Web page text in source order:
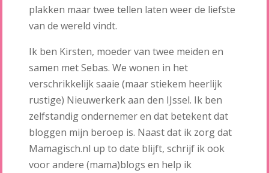
plakken maar twee tellen laten weer de liefste
van de wereld vindt.
Ik ben Kirsten, moeder van twee meiden en
samen met Sebas. We wonen in het
verschrikkelijk saaie (maar stiekem heerlijk
rustige) Nieuwerkerk aan den IJssel. Ik ben
zelfstandig ondernemer en dat betekent dat
bloggen mijn beroep is. Naast dat ik zorg dat
Mamagisch.nl up to date blijft, schrijf ik ook
voor andere (mama)blogs en help ik